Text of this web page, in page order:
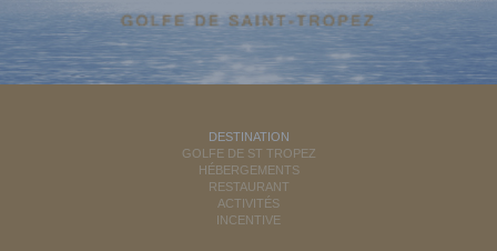
DESTINATION
GOLFE DE ST TROPEZ
HÉBERGEMENTS
RESTAURANT
ACTIVITÉS
INCENTIVE